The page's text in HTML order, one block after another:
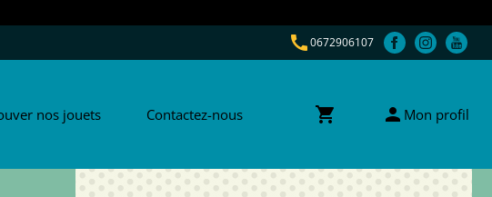
call0672906107
nos jouets Contactez-nous shopping_cart person Mon profil